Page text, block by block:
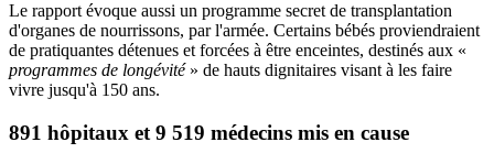
Le rapport évoque aussi un programme secret de transplantation
d'organes de nourrissons, par l'armée. Certains bébés proviendraient
de pratiquantes détenues et forcées à être enceintes, destinés aux «
programmes de longévité» de hauts dignitaires visant à les faire
vivre jusqu'à 150 ans.
891 hôpitaux et 9 519 médecins mis en cause